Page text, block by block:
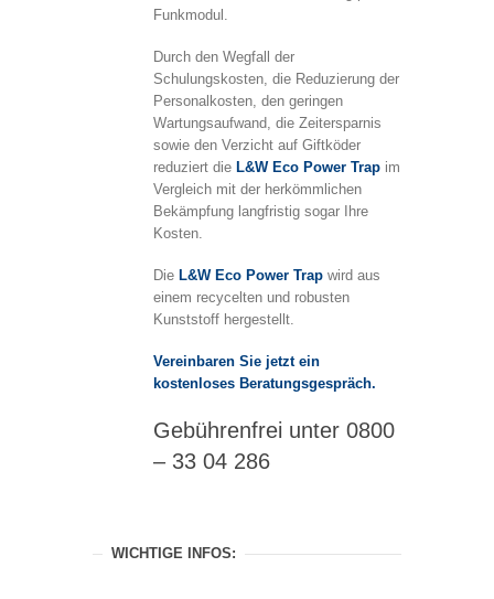
Funkmodul.
Durch den Wegfall der
Schulungskosten, die Reduzierung der
Personalkosten, den geringen
Wartungsaufwand, die Zeitersparnis
sowie den Verzicht auf Giftköder
reduziert die L&W Eco Power Trap im
Vergleich mit der herkömmlichen
Bekämpfung langfristig sogar Ihre
Kosten.
Die L&W Eco Power Trap wird aus
einem recycelten und robusten
Kunststoff hergestellt.
Vereinbaren Sie jetzt ein
kostenloses Beratungsgespräch.
Gebührenfrei unter 0800
– 33 04 286
WICHTIGE INFOS: